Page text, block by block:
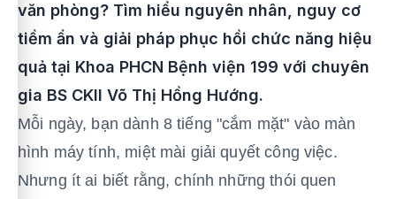
văn phòng? Tìm hiểu nguyên nhân, nguy cơ
tiềm ẩn và giải pháp phục hồi chức năng hiệu
quả tại Khoa PHCN Bệnh viện 199 với chuyên
gia BS CKII Võ Thị Hồng Hướng.
Mỗi ngày, bạn dành 8 tiếng "cắm mặt" vào màn
hình máy tính, miệt mài giải quyết công việc.
Nhưng ít ai biết rằng, chính những thói quen